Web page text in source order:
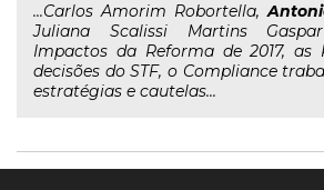
...Carlos Amorim Robortella,
Juliana Scalissi Martins
Impactos da Reforma de 2017, as
decisões do STF, o Compliance
estratégias e cautelas...